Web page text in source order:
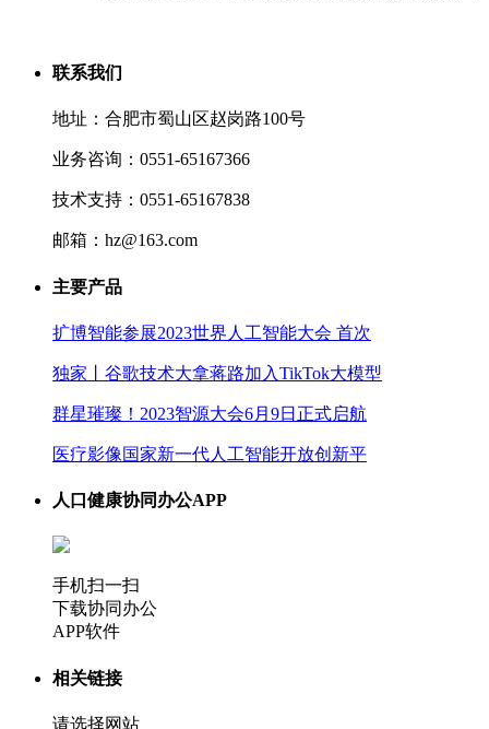
联系我们
地址：合肥市蜀山区赵岗路100号
业务咨询：0551-65167366
技术支持：0551-65167838
邮箱：hz@163.com
主要产品
扩博智能参展2023世界人工智能大会 首次
独家丨谷歌技术大拿蒋路加入TikTok大模型
群星璀璨！2023智源大会6月9日正式启航
医疗影像国家新一代人工智能开放创新平
人口健康协同办公APP
手机扫一扫
下载协同办公
APP软件
相关链接
请选择网站